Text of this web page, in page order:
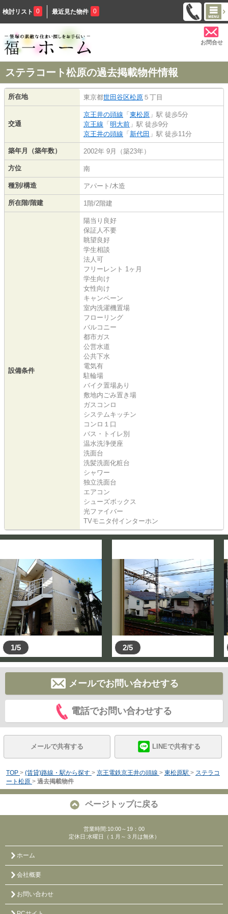
検討リスト 0 最近見た物件 0
お問合せ
ステラコート松原の過去掲載物件情報
所在地 東京都世田谷区松原 ５丁目
交通
京王井の頭線 「東松原 」駅 徒歩5分
京王線 「明大前 」駅 徒歩9分
京王井の頭線 「新代田 」駅 徒歩11分
築年月（築年数） 2002年 9月（築23年）
方位 南
種別/構造 アパート/木造
所在階/階建 1階/2階建
設備条件
陽当り良好
保証人不要
眺望良好
学生相談
法人可
フリーレント 1ヶ月
学生向け
女性向け
キャンペーン
室内洗濯機置場
フローリング
バルコニー
都市ガス
公営水道
公共下水
電気有
駐輪場
バイク置場あり
敷地内ごみ置き場
ガスコンロ
システムキッチン
コンロ１口
バス・トイレ別
温水洗浄便座
洗面台
洗髪洗面化粧台
シャワー
独立洗面台
エアコン
シューズボックス
光ファイバー
TVモニタ付インターホン
1/5 2/5
メールでお問い合わせする
電話でお問い合わせする
メールで共有する LINEで共有する
TOP > (賃貸)路線・駅から探す > 京王電鉄京王井の頭線 > 東松原駅 > ステラコ
ート松原 > 過去掲載物件
ページトップに戻る
営業時間:10:00～19：00
定休日:水曜日（１月～３月は無休）
ホーム
会社概要
お問い合わせ